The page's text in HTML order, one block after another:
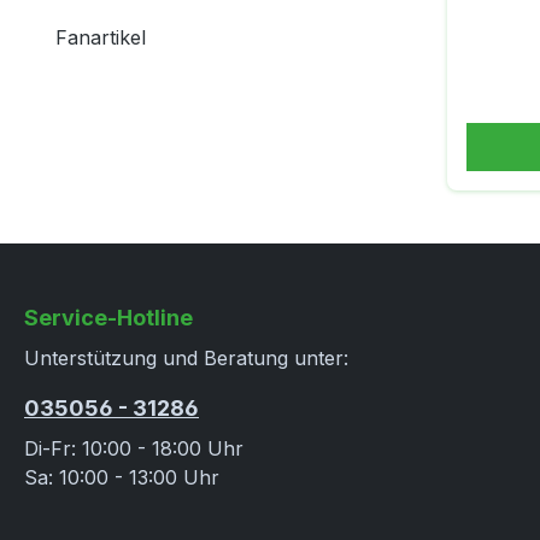
Fanartikel
Deck
Service-Hotline
Unterstützung und Beratung unter:
035056 - 31286
Di-Fr: 10:00 - 18:00 Uhr
Sa: 10:00 - 13:00 Uhr